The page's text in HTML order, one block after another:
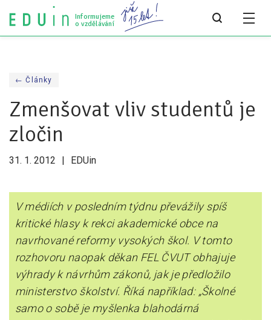
Informujeme
o vzdělávání
Všechny články
Všechny články
Týdeník bEDUin
Všechny analýzy
Pro média
Tiskové zprávy
Pro média
Pro zřizovatele
← Články
Zmenšovat vliv studentů je
zločin
31. 1. 2012 EDUin
V médiích v posledním týdnu převážily spíš
kritické hlasy k rekci akademické obce na
navrhované reformy vysokých škol. V tomto
rozhovoru naopak děkan FEL ČVUT obhajuje
výhrady k návrhům zákonů, jak je předložilo
ministerstvo školství. Říká například: „Školné
samo o sobě je myšlenka blahodárná